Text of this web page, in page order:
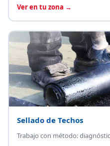
Ver en tu zona →
Sellado de Techos
Trabajo con método: